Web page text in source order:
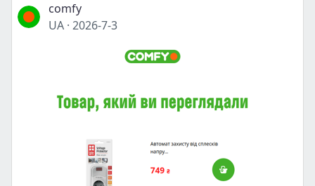
comfy
UA · 2026-7-3